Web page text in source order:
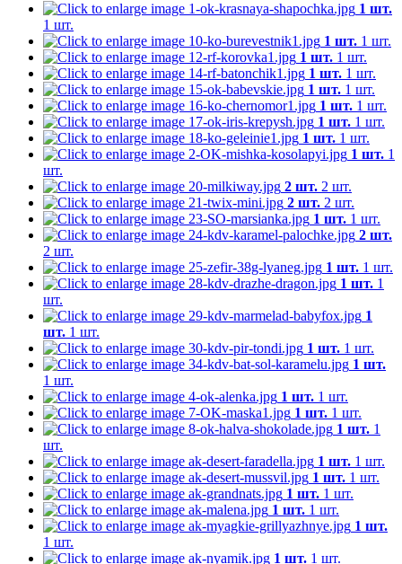
1 шт.
1 шт.
1 шт. 1 шт.
1 шт. 1 шт.
1 шт. 1 шт.
1 шт. 1 шт.
1 шт. 1 шт.
1 шт. 1 шт.
1 шт. 1 шт.
1 шт. 1
шт.
2 шт. 2 шт.
2 шт. 2 шт.
1 шт. 1 шт.
2 шт.
2 шт.
1 шт. 1 шт.
1 шт. 1
шт.
1
шт. 1 шт.
1 шт. 1 шт.
1 шт.
1 шт.
1 шт. 1 шт.
1 шт. 1 шт.
1 шт. 1
шт.
1 шт. 1 шт.
1 шт. 1 шт.
1 шт. 1 шт.
1 шт. 1 шт.
1 шт.
1 шт.
1 шт. 1 шт.